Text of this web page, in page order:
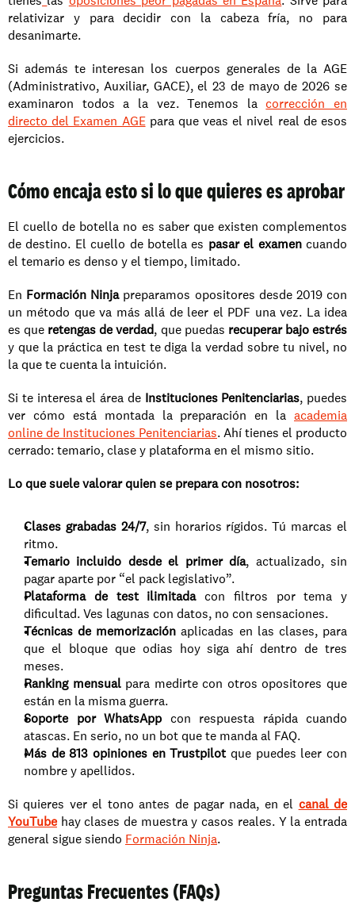
relativizar y para decidir con la cabeza fría, no para
desanimarte.
Si además te interesan los cuerpos generales de la AGE
(Administrativo, Auxiliar, GACE), el 23 de mayo de 2026 se
examinaron todos a la vez. Tenemos la corrección en
directo del Examen AGE para que veas el nivel real de esos
ejercicios.
Cómo encaja esto si lo que quieres es aprobar
El cuello de botella no es saber que existen complementos
de destino. El cuello de botella es pasar el examen cuando
el temario es denso y el tiempo, limitado.
En Formación Ninja preparamos opositores desde 2019 con
un método que va más allá de leer el PDF una vez. La idea
es que retengas de verdad, que puedas recuperar bajo estrés
y que la práctica en test te diga la verdad sobre tu nivel, no
la que te cuenta la intuición.
Si te interesa el área de Instituciones Penitenciarias, puedes
ver cómo está montada la preparación en la academia
online de Instituciones Penitenciarias. Ahí tienes el producto
cerrado: temario, clase y plataforma en el mismo sitio.
Lo que suele valorar quien se prepara con nosotros:
Clases grabadas 24/7, sin horarios rígidos. Tú marcas el
ritmo.
Temario incluido desde el primer día, actualizado, sin
pagar aparte por “el pack legislativo”.
Plataforma de test ilimitada con filtros por tema y
dificultad. Ves lagunas con datos, no con sensaciones.
Técnicas de memorización aplicadas en las clases, para
que el bloque que odias hoy siga ahí dentro de tres
meses.
Ranking mensual para medirte con otros opositores que
están en la misma guerra.
Soporte por WhatsApp con respuesta rápida cuando
atascas. En serio, no un bot que te manda al FAQ.
Más de 813 opiniones en Trustpilot que puedes leer con
nombre y apellidos.
Si quieres ver el tono antes de pagar nada, en el canal de
YouTube hay clases de muestra y casos reales. Y la entrada
general sigue siendo Formación Ninja.
Preguntas Frecuentes (FAQs)